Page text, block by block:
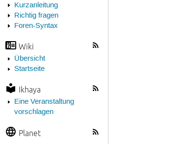
Kurzanleitung
Richtig fragen
Foren-Syntax
Wiki
Übersicht
Startseite
Ikhaya
Eine Veranstaltung
vorschlagen
Planet